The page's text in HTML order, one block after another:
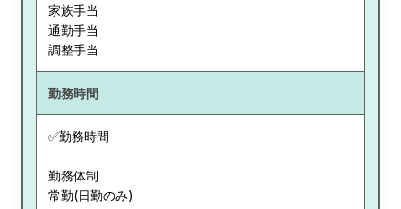
家族手当
通勤手当
調整手当
勤務時間
✅勤務時間
勤務体制
常勤(日勤のみ)